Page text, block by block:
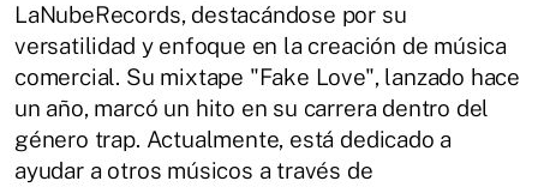
LaNubeRecords, destacándose por su
versatilidad y enfoque en la creación de música
comercial. Su mixtape "Fake Love", lanzado hace
un año, marcó un hito en su carrera dentro del
género trap. Actualmente, está dedicado a
ayudar a otros músicos a través de